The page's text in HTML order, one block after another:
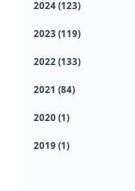
2024 (123)
2023 (119)
2022 (133)
2021 (84)
2020 (1)
2019 (1)